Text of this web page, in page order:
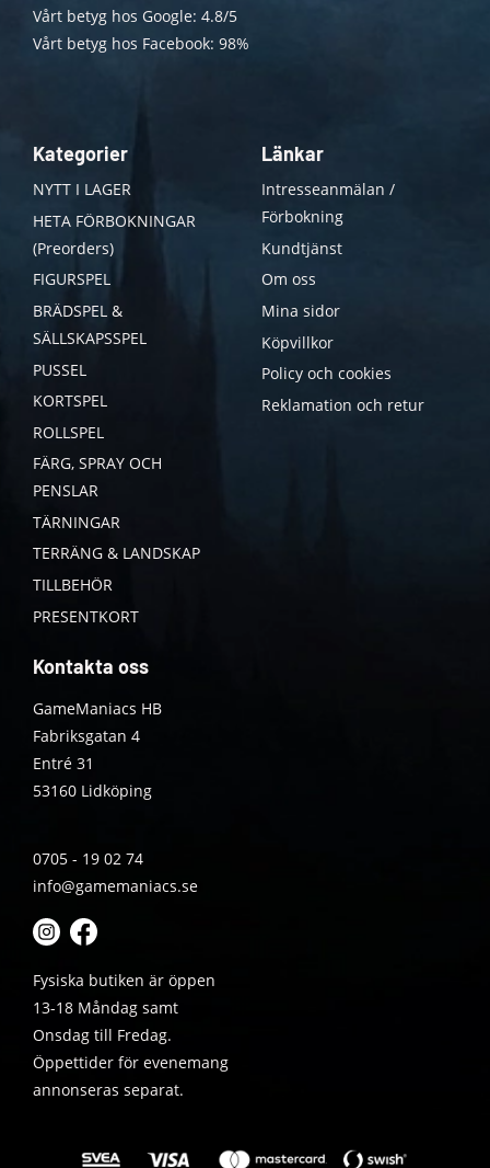
Vårt betyg hos Google: 4.8/5
Vårt betyg hos Facebook: 98%
Kategorier
NYTT I LAGER
HETA FÖRBOKNINGAR
(Preorders)
FIGURSPEL
BRÄDSPEL &
SÄLLSKAPSSPEL
PUSSEL
KORTSPEL
ROLLSPEL
FÄRG, SPRAY OCH
PENSLAR
TÄRNINGAR
TERRÄNG & LANDSKAP
TILLBEHÖR
PRESENTKORT
Länkar
Intresseanmälan /
Förbokning
Kundtjänst
Om oss
Mina sidor
Köpvillkor
Policy och cookies
Reklamation och retur
Kontakta oss
GameManiacs HB
Fabriksgatan 4
Entré 31
53160 Lidköping
0705 - 19 02 74
info@gamemaniacs.se
Fysiska butiken är öppen
13-18 Måndag samt
Onsdag till Fredag.
Öppettider för evenemang
annonseras separat.